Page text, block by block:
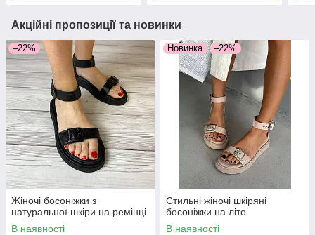
Акційні пропозиції та новинки
–22%
Жіночі босоніжки з
натуральної шкіри на ремінці
В наявності
Новинка –22%
Стильні жіночі шкіряні
босоніжки на літо
В наявності